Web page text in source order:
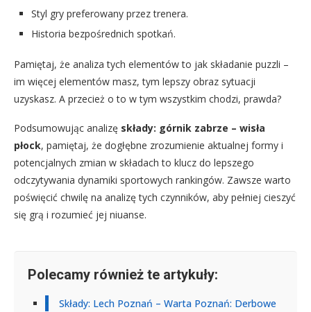
Styl gry preferowany przez trenera.
Historia bezpośrednich spotkań.
Pamiętaj, że analiza tych elementów to jak składanie puzzli –
im więcej elementów masz, tym lepszy obraz sytuacji
uzyskasz. A przecież o to w tym wszystkim chodzi, prawda?
Podsumowując analizę składy: górnik zabrze – wisła
płock, pamiętaj, że dogłębne zrozumienie aktualnej formy i
potencjalnych zmian w składach to klucz do lepszego
odczytywania dynamiki sportowych rankingów. Zawsze warto
poświęcić chwilę na analizę tych czynników, aby pełniej cieszyć
się grą i rozumieć jej niuanse.
Polecamy również te artykuły:
Składy: Lech Poznań – Warta Poznań: Derbowe